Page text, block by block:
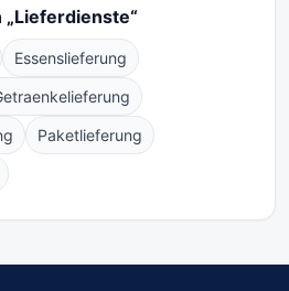
Essenslieferung
Paketlieferung